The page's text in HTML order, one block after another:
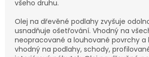
všeho druhu.
Olej na dřevěné podlahy zvyšuje
usnadňuje ošetřování. Vhodný na
neopracované a louhované povrchy a
vhodný na podlahy, schody,